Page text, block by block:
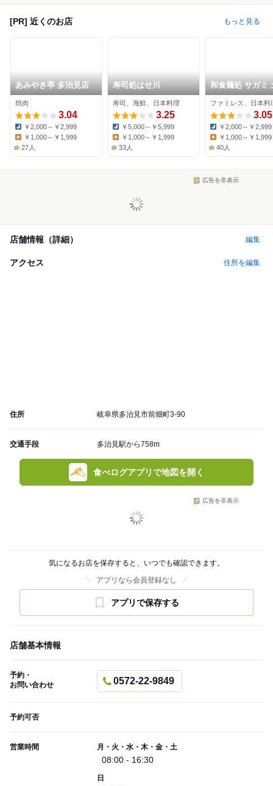
[PR] 近くのお店 もっと見る
あみやき亭 多治見店
焼肉
3.04
Dinner:
￥2,000～￥2,999
Lunch:
￥1,000～￥1,999
27人
寿司処はせ川
寿司、海鮮、日本料理
3.25
Dinner:
￥5,000～￥5,999
Lunch:
￥1,000～￥1,999
33人
和食麺処 サガミ
店
3.05
Dinner:
￥2,000～￥2,999
Lunch:
￥1,000～￥1,999
40人
広告を非表示
店舗情報（詳細） 編集
アクセス 住所を編集
住所 岐阜県多治見市前畑町3-90
交通手段 多治見駅から758m
食べログアプリで地図を開く
広告を非表示
気になるお店を保存すると、いつでも確認できます。
アプリなら会員登録なし
アプリで保存する
店舗基本情報
予約・
お問い合わせ
0572-22-9849
予約可否
営業時間 月・火・水・木・金・土
08:00 - 16:30
日